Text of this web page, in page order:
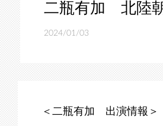
二瓶有加 北陸
2024/01/03
＜二瓶有加 出演情報＞